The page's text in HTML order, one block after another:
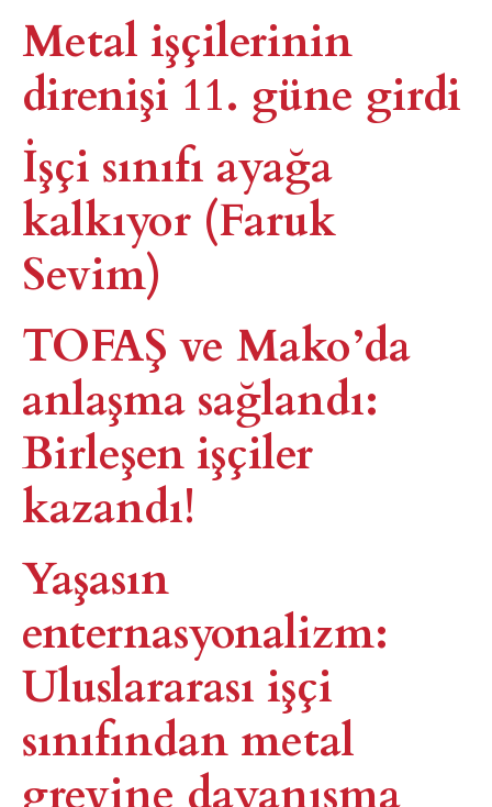
Metal işçilerinin
direnişi 11. güne girdi
İşçi sınıfı ayağa
kalkıyor (Faruk
Sevim)
TOFAŞ ve Mako’da
anlaşma sağlandı:
Birleşen işçiler
kazandı!
Yaşasın
enternasyonalizm:
Uluslararası işçi
sınıfından metal
grevine dayanışma